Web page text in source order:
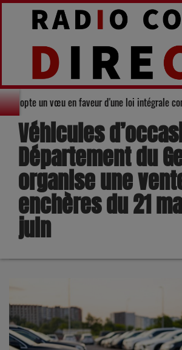
du Gers adopte un vœu en faveur
Véhicules
Département du
organise une
enchères du 21
juin